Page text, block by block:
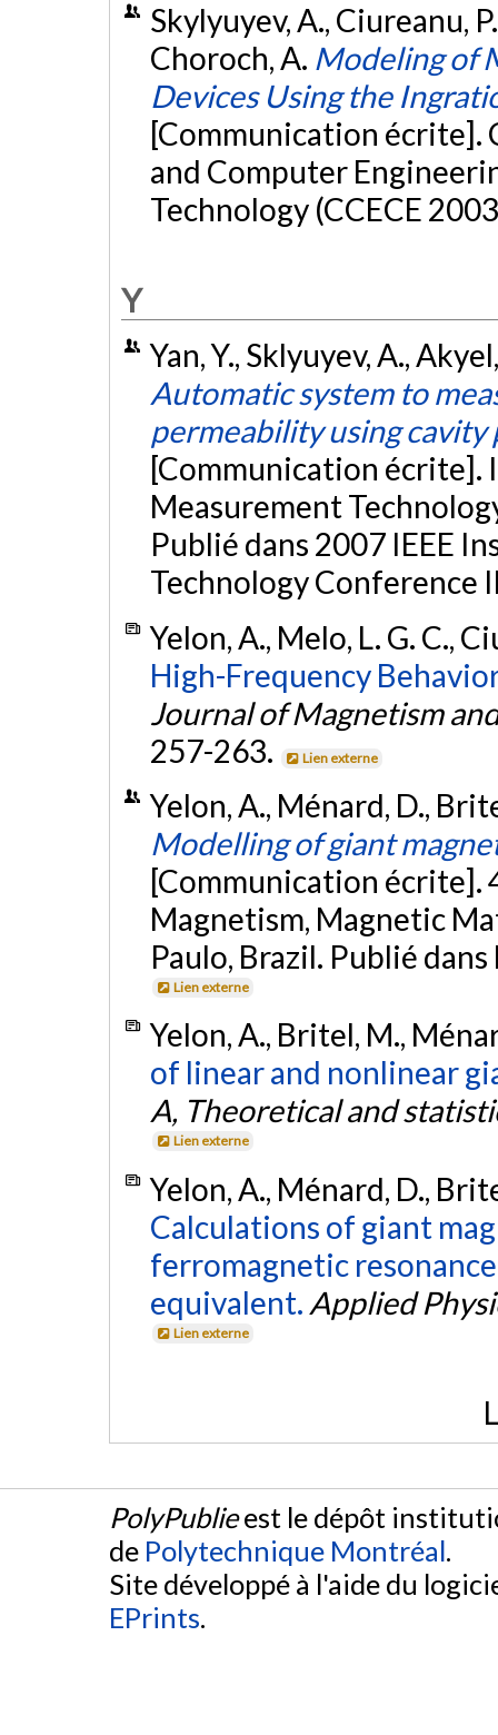
Skylyuyev, A., Ciureanu,
Choroch, A. Modeling of
Devices Using the
[Communication écrite].
and Computer
Technology (CCECE
Y
Yan, Y., Sklyuyev, A.,
Automatic system to
permeability using
[Communication écrite].
Measurement
Publié dans 2007 IEEE
Technology Conference
Yelon, A., Melo, L. G. C.,
High-Frequency
Journal of Magnetism
257-263.
Lien externe
Yelon, A., Ménard, D.,
Modelling of giant
[Communication écrite].
Magnetism, Magnetic
Paulo, Brazil. Publié
Lien externe
Yelon, A., Britel, M.,
of linear and nonlinear
A, Theoretical and
Lien externe
Yelon, A., Ménard, D.,
Calculations of giant
ferromagnetic
equivalent. Applied
Lien externe
PolyPublieest le dépôt
de Polytechnique Montréal.
Site développé à l'aide du
EPrints.